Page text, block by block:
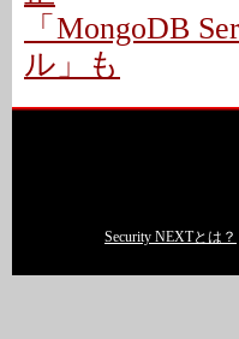
「MongoDB
ル」も
Security NEXTとは？